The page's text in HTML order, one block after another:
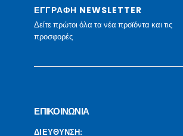
ΕΓΓΡΑΦΗ NEWSLETTER
Δείτε πρώτοι όλα τα νέα προϊόντα και τις
προσφορές
ΕΠΙΚΟΙΝΩΝΙΑ
ΔΙΕΥΘΥΝΣΗ: